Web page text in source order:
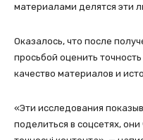
материалами делятся эти
Оказалось, что после
просьбой оценить
качество материалов и
«Эти исследования
поделиться в соцсетях,